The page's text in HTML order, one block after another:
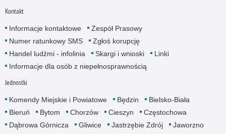
Kontakt
Informacje kontaktowe
Zespół Prasowy
Numer ratunkowy SMS
Zgłoś korupcję
Handel ludźmi - infolinia
Skargi i wnioski
Linki
Informacje dla osób z niepełnosprawnością
Jednostki
Komendy Miejskie i Powiatowe Będzin
Bielsko-Biała
Bieruń
Bytom Chorzów Cieszyn
Częstochowa
Dąbrowa Górnicza
Gliwice Jastrzębie Zdrój
Jaworzno